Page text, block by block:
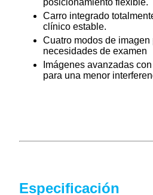
posicionamiento flexible.
Carro integrado
clínico estable.
Cuatro modos de imagen
necesidades de examen
Imágenes avanzadas
para una menor
Especificación